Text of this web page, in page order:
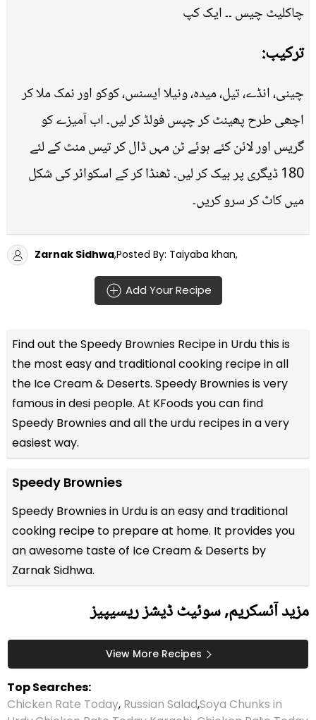
چاکلیٹ چیس ۔۔ ایک کپ
ترکیب:
چینی، انڈے، تیل، میدہ، ونیلا ایسنس، کوکو اور نمک ملا کر
اچھی طرح پھینٹ کر چپس فولڈ کر لیں۔ اب آمیزے کو
گریس اور لائن کئے ہوئے ٹن مہں ڈال کر تیس منٹ کے لئے
180 ڈیگری پر بیک کر لیں۔ ٹھنڈا کر کے اسکوائر کی شکل
میں کاٹ کر سرو کریں۔
Zarnak Sidhwa,Posted By: Taiyaba khan,
Add Your Recipe
Find out theSpeedy Brownies Recipe in Urdu this is
the most easy and traditional cooking recipe in all
the Ice Cream & Deserts. Speedy Brownies is very
famous in desi people. At KFoods you can find
Speedy Brownies and all theurdu recipesin a very
easiest way.
Speedy Brownies
Speedy Brownies in Urdu is an easy and traditional
cooking recipe to prepare at home. It provides you
an awesome taste of Ice Cream & Deserts by
Zarnak Sidhwa.
مزید آئسکریم, سوئیٹ ڈیشز ریسیپیز
View More Recipes
Top Searches:
Chicken Rate Today, Russian Salad,Soya Chunks in